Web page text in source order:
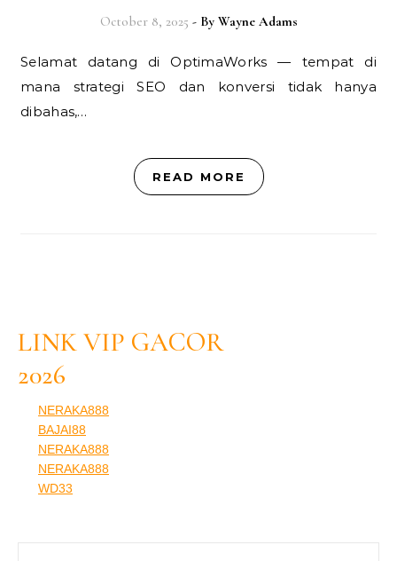
October 8, 2025 - By Wayne Adams
Selamat datang di OptimaWorks — tempat di
mana strategi SEO dan konversi tidak hanya
dibahas,…
READ MORE
LINK VIP GACOR
2026
NERAKA888
BAJAI88
NERAKA888
NERAKA888
WD33